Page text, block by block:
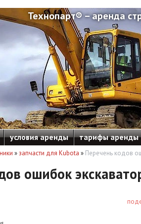
Технопарт® – аренда
условия аренды тарифы аренды
»запчасти для Kubota » Перечень кодов
ошибок